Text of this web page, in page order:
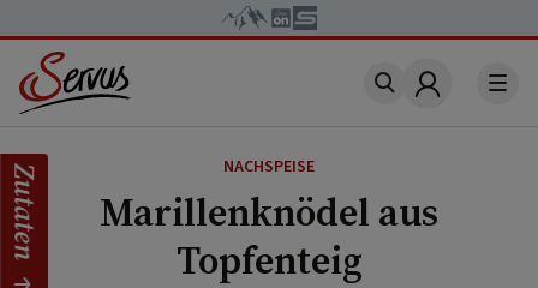
Account
NACHSPEISE
Marillenknödel aus
Topfenteig
Zutaten